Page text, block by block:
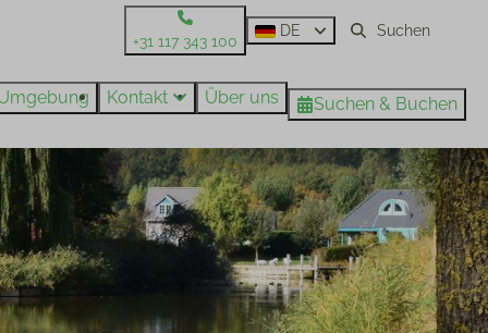
+31 117 343 100
DE
Kontakt Über uns Suchen & Buchen